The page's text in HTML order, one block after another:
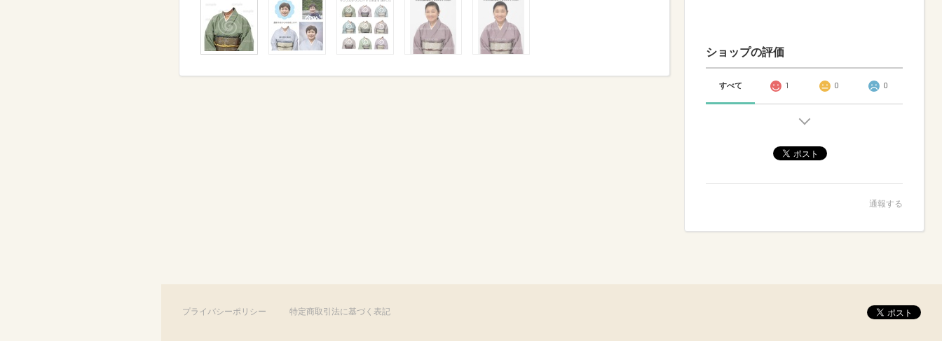
ショップの評価
すべて 1 0 0
通報する
プライバシーポリシー 特定商取引法に基づく表記